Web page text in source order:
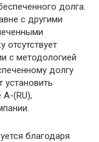
долга.
с другими
отсутствует
с методологией
долгу
установить
(RU),
благодаря